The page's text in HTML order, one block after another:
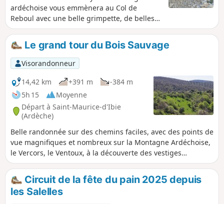
ardéchoise vous emmènera au Col de
Reboul avec une belle grimpette, de belles
parties ombragées, et une descente vers
Reboul. Vous passerez plusieurs gués, vous
pourrez faire de belles rencontres et
profiterez quelques beaux points de vues.
Le grand tour du Bois Sauvage
Visorandonneur
14,42 km
+391 m
-384 m
5h 15
Moyenne
Départ à Saint-Maurice-d'Ibie
(Ardèche)
Belle randonnée sur des chemins faciles, avec des points de
vue magnifiques et nombreux sur la Montagne Ardéchoise,
le Vercors, le Ventoux, à la découverte des vestiges
d'anciennes cultures, et du hameau oublié et abandonné
des Pallières. Un parcours sur des zones habitées et
cultivées jusqu'au XIXe siècle. En prime, si l'eau y coule, finir
par une baignade dans l'Ibie.
Circuit de la fête du pain 2025 depuis
les Salelles